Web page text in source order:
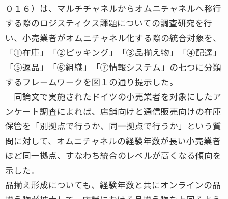
０１６）は、マルチチャネルからオムニチャネルへ移行
する際のロジスティクス課題についての調査研究を行
い、小売業者がオムニチャネル化する際の統合対象を、
「①在庫」「②ピッキング」「③品揃え物」「④配達」
「⑤返品」「⑥組織」「⑦情報システム」の七つに分類
するフレームワークを図１の通り提示した。
同論文で実施されたドイツの小売業者を対象にしたア
ンケート調査によれば、店舗向けと通信販売向けの在庫
保管を「別拠点で行うか、同一拠点で行うか」という質
問に対して、オムニチャネルの経験年数が長い小売業者
ほど同一拠点、すなわち統合のレベルが高くなる傾向を
示した。
品揃え形成についても、経験年数と共にオンラインの品